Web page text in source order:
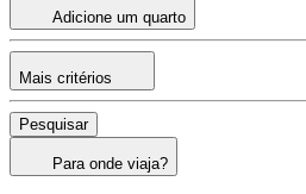
Adicione um quarto
Mais critérios
Pesquisar
Para onde viaja?